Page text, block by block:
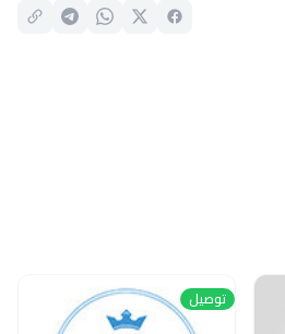
توصيل